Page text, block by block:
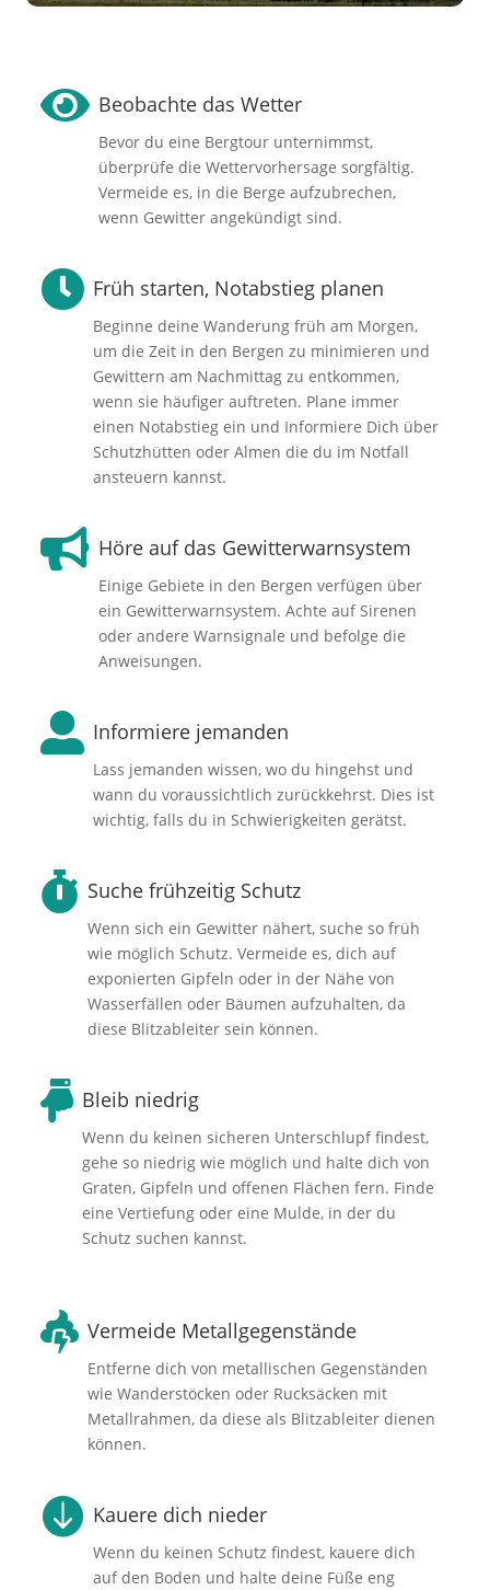
 Beobachte das Wetter
Bevor du eine Bergtour unternimmst,
überprüfe die Wettervorhersage sorgfältig.
Vermeide es, in die Berge aufzubrechen,
wenn Gewitter angekündigt sind.
 Früh starten, Notabstieg planen
Beginne deine Wanderung früh am Morgen,
um die Zeit in den Bergen zu minimieren und
Gewittern am Nachmittag zu entkommen,
wenn sie häufiger auftreten. Plane immer
einen Notabstieg ein und Informiere Dich über
Schutzhütten oder Almen die du im Notfall
ansteuern kannst.
 Höre auf das Gewitterwarnsystem
Einige Gebiete in den Bergen verfügen über
ein Gewitterwarnsystem. Achte auf Sirenen
oder andere Warnsignale und befolge die
Anweisungen.
 Informiere jemanden
Lass jemanden wissen, wo du hingehst und
wann du voraussichtlich zurückkehrst. Dies ist
wichtig, falls du in Schwierigkeiten gerätst.
 Suche frühzeitig Schutz
Wenn sich ein Gewitter nähert, suche so früh
wie möglich Schutz. Vermeide es, dich auf
exponierten Gipfeln oder in der Nähe von
Wasserfällen oder Bäumen aufzuhalten, da
diese Blitzableiter sein können.
 Bleib niedrig
Wenn du keinen sicheren Unterschlupf findest,
gehe so niedrig wie möglich und halte dich von
Graten, Gipfeln und offenen Flächen fern. Finde
eine Vertiefung oder eine Mulde, in der du
Schutz suchen kannst.
 Vermeide Metallgegenstände
Entferne dich von metallischen Gegenständen
wie Wanderstöcken oder Rucksäcken mit
Metallrahmen, da diese als Blitzableiter dienen
können.
 Kauere dich nieder
Wenn du keinen Schutz findest, kauere dich
auf den Boden und halte deine Füße eng